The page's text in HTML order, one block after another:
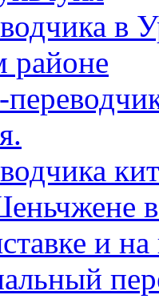
в
районе
и